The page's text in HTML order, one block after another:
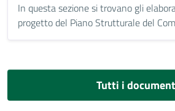
In questa sezione si trovano gli
progetto del Piano Strutturale del
Tutti i